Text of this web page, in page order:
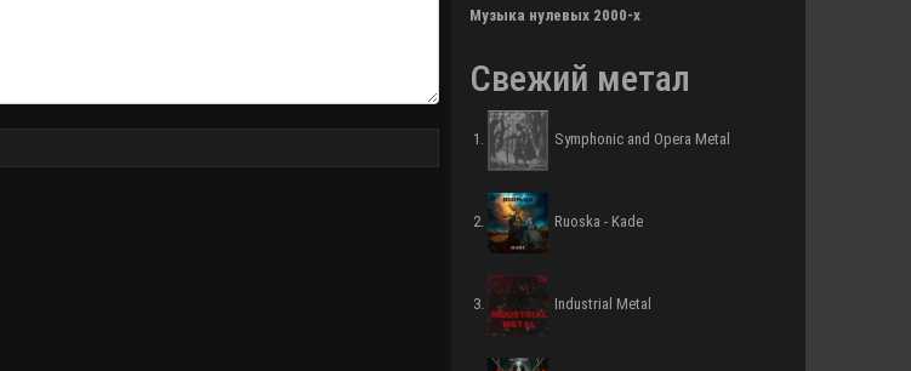
Музыка нулевых 2000-х
Свежий метал
Symphonic and Opera Metal
Ruoska - Kade
Industrial Metal